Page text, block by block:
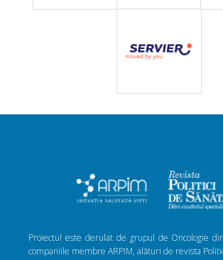
Proiectul este derulat de grupul de Oncologie
companiile membre ARPIM, alături de revista